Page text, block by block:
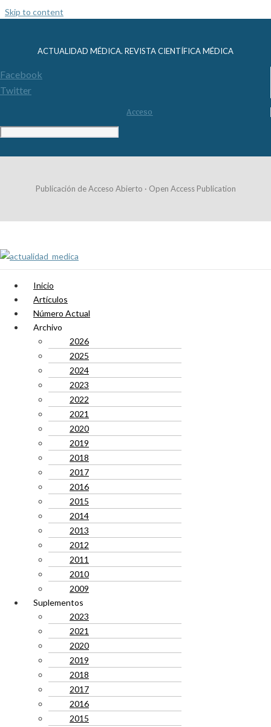
Skip to content
ACTUALIDAD MÉDICA. REVISTA CIENTÍFICA MÉDICA
Facebook
Twitter
Acceso
Publicación de Acceso Abierto · Open Access Publication
Inicio
Artículos
Número Actual
Archivo
2026
2025
2024
2023
2022
2021
2020
2019
2018
2017
2016
2015
2014
2013
2012
2011
2010
2009
Suplementos
2023
2021
2020
2019
2018
2017
2016
2015